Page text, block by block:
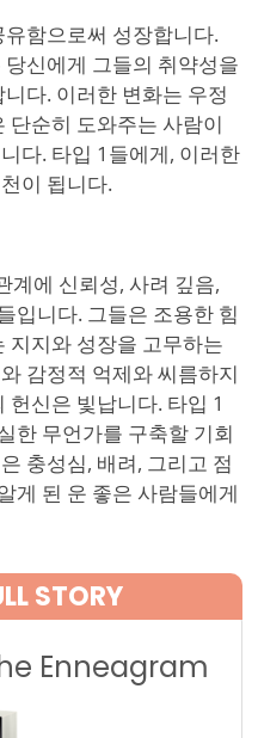
함으로써 성장합니다.
신에게 그들의 취약성을
다. 이러한 변화는 우정
단순히 도와주는 사람이
다. 타입 1들에게, 이러한
이 됩니다.
계에 신뢰성, 사려 깊음,
입니다. 그들은 조용한 힘
지지와 성장을 고무하는
감정적 억제와 씨름하지
신은 빛납니다. 타입 1
한 무언가를 구축할 기회
충성심, 배려, 그리고 점
게 된 운 좋은 사람들에게
STORY
Enneagram